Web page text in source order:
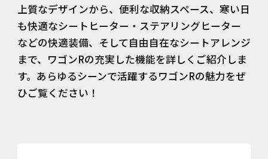
上質なデザインから、便利な収納スペース、寒い日
も快適なシートヒーター・ステアリングヒーター
などの快適装備、そして自由自在なシートアレンジ
まで、ワゴンRの充実した機能を詳しくご紹介しま
す。あらゆるシーンで活躍するワゴンRの魅力をぜ
ひご覧ください！